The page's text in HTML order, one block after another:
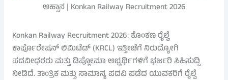
Konkan Railway Recruitment 2026: ಕೊಂಕಣ ರೈಲ್ವೆ
ಕಾರ್ಪೊರೇಷನ್ ಲಿಮಿಟೆಡ್ (KRCL) ಇತ್ತೀಚೆಗೆ ನಿರುದ್ಯೋಗಿ
ಪದವೀಧರರು ಮತ್ತು ಡಿಪ್ಲೋಮಾ ಅಭ್ಯರ್ಥಿಗಳಿಗೆ ಭರ್ಜರಿ ಸಿಹಿಸುದ್ದಿ
ನೀಡಿದೆ. ತಾಂತ್ರಿಕ ಮತ್ತು ಸಾಮಾನ್ಯ ಪದವಿ ಪಡೆದ ಯುವಕರಿಗೆ ರೈಲ್ವೆ